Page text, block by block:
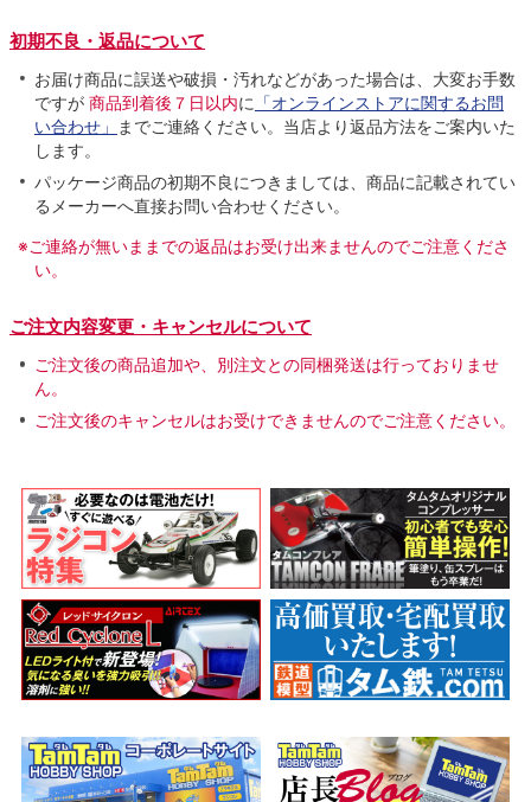
初期不良・返品について
お届け商品に誤送や破損・汚れなどがあった場合は、大変お手数
ですが 商品到着後７日以内に 「オンラインストアに関するお問
い合わせ」
までご連絡ください。当店より返品方法をご案内いた
します。
パッケージ商品の初期不良につきましては、商品に記載されてい
るメーカーへ直接お問い合わせください。
※ご連絡が無いままでの返品はお受け出来ませんのでご注意くださ
い。
ご注文内容変更・キャンセルについて
ご注文後の商品追加や、別注文との同梱発送は行っておりませ
ん。
ご注文後のキャンセルはお受けできませんのでご注意ください。